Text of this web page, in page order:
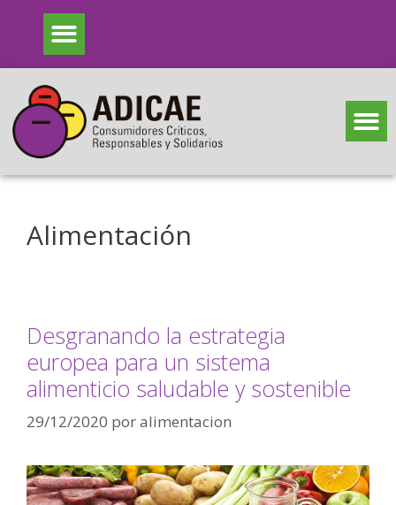
Alimentación
Desgranando la estrategia
europea para un sistema
alimenticio saludable y sostenible
29/12/2020 poralimentacion